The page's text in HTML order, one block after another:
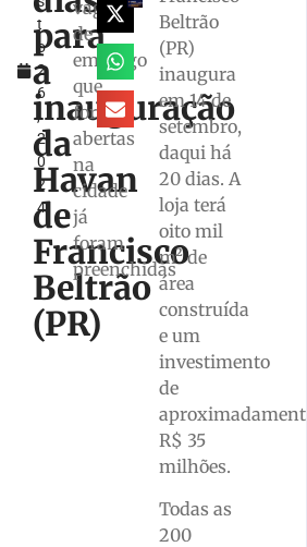
t
o
2
6
,
2
0
2
4
para
a
inauguração
da
Havan
de
Francisco
Beltrão
(PR)
vagas
de
emprego
que
foram
abertas
na
cidade
já
foram
preenchidas
Beltrão
(PR)
inaugura
em 14 de
setembro,
daqui há
20 dias. A
loja terá
oito mil
m² de
área
construída
e um
investimento
de
aproximadamente
R$ 35
milhões.
Todas as
200